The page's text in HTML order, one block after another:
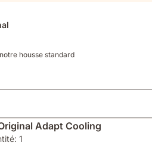
housse standard
Adapt Cooling
1